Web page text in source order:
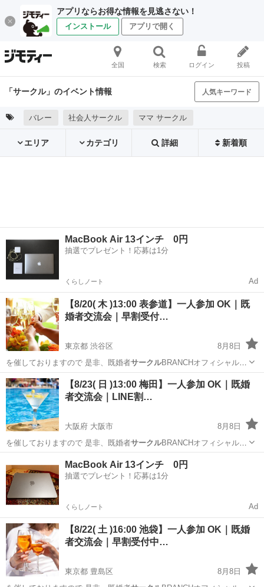
アプリならお得な情報を見逃さない！
インストール アプリで開く
全国 検索 ログイン 投稿
「サークル」のイベント情報 人気キーワード
バレー 社会人サークル ママ サークル
エリア カテゴリ 詳細 新着順
MacBook Air 13インチ 0円
抽選でプレゼント！応募は1分
くらしノート Ad
【8/20( 木 )13:00 表参道】一人参加 OK｜既
婚者交流会｜早割受付…
東京都 渋谷区
8月8日
を催しておりますので 是非、既婚者サークルBRANCHオフィシャルサ
イトでご確…
東京 渋谷区 パーティー 既婚
【8/23( 日 )13:00 梅田】一人参加 OK｜既婚
者交流会｜LINE割…
大阪府 大阪市
8月8日
を催しておりますので 是非、既婚者サークルBRANCHオフィシャルサ
イトでご確…
既婚
MacBook Air 13インチ 0円
抽選でプレゼント！応募は1分
くらしノート Ad
【8/22( 土 )16:00 池袋】一人参加 OK｜既婚
者交流会｜早割受付中…
東京都 豊島区
8月8日